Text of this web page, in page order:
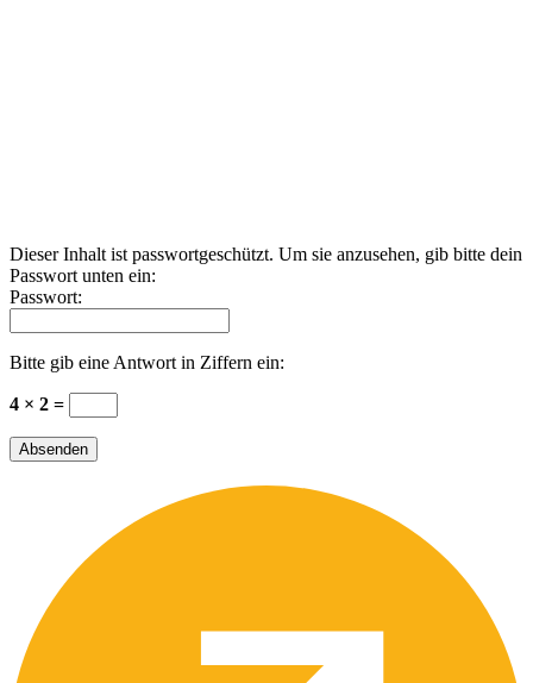
Dieser Inhalt ist passwortgeschützt. Um sie anzusehen, gib bitte dein
Passwort unten ein:
Passwort:
Bitte gib eine Antwort in Ziffern ein:
4 × 2 =